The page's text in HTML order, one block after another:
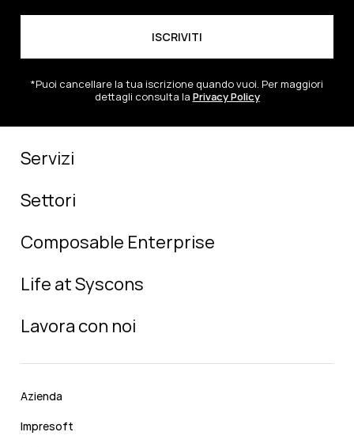
*Puoi cancellare la tua iscrizione quando vuoi. Per maggiori
dettagli consulta la Privacy Policy
Servizi
Settori
Composable Enterprise
Life at Syscons
Lavora con noi
Azienda
Impresoft